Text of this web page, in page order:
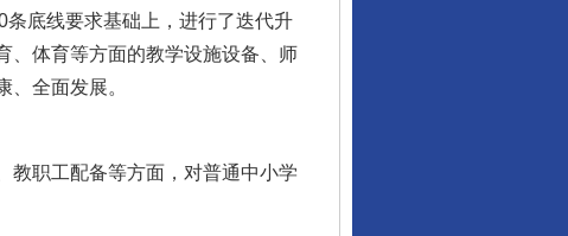
条底线要求基础上，进行了迭代升
、体育等方面的教学设施设备、师
全面发展。
职工配备等方面，对普通中小学
让核能赋能千行百业